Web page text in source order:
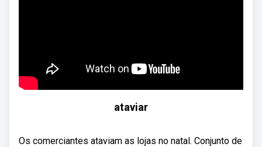
ataviar
Os comerciantes ataviam as lojas no natal. Conjunto de